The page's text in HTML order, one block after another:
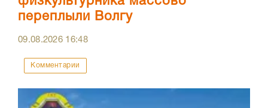
переплыли Волгу
09.08.2026 16:48
Комментарии